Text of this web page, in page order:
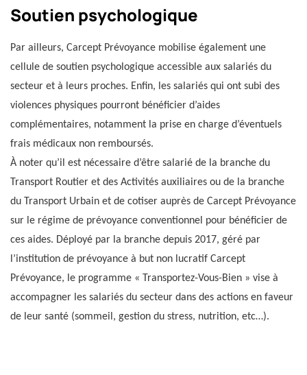
Soutien psychologique
Par ailleurs, Carcept Prévoyance mobilise également une
cellule de soutien psychologique accessible aux salariés du
secteur et à leurs proches. Enfin, les salariés qui ont subi des
violences physiques pourront bénéficier d’aides
complémentaires, notamment la prise en charge d’éventuels
frais médicaux non remboursés.
À noter qu’il est nécessaire d’être salarié de la branche du
Transport Routier et des Activités auxiliaires ou de la branche
du Transport Urbain et de cotiser auprès de Carcept Prévoyance
sur le régime de prévoyance conventionnel pour bénéficier de
ces aides. Déployé par la branche depuis 2017, géré par
l’institution de prévoyance à but non lucratif Carcept
Prévoyance, le programme « Transportez-Vous-Bien » vise à
accompagner les salariés du secteur dans des actions en faveur
de leur santé (sommeil, gestion du stress, nutrition, etc…).